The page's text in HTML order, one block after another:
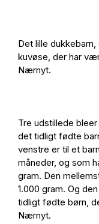
Det lille
kuvøse, der har
Nærnyt.
Tre udstillede
det tidligt fødte
venstre er til et
måneder, og som
gram. Den
1.000 gram. Og
tidligt fødte børn,
Nærnyt.